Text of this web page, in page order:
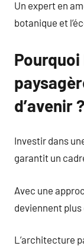
Un expert en
botanique et
d’avenir ?
Investir dans
garantit un
Avec une
deviennent
L’architecture